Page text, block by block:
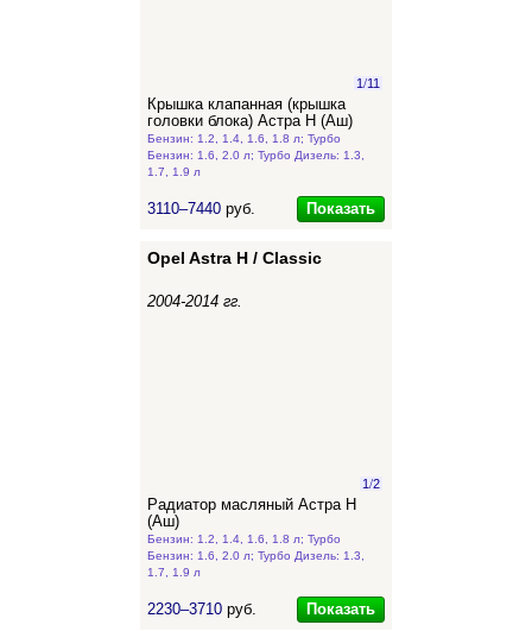
1/11
Крышка клапанная (крышка
головки блока) Астра Н (Аш)
Бензин: 1.2, 1.4, 1.6, 1.8 л; Турбо
Бензин: 1.6, 2.0 л; Турбо Дизель: 1.3,
1.7, 1.9 л
3110–7440 руб. Показать
Opel Astra H / Classic
2004-2014 гг.
1/2
Радиатор масляный Астра Н
(Аш)
Бензин: 1.2, 1.4, 1.6, 1.8 л; Турбо
Бензин: 1.6, 2.0 л; Турбо Дизель: 1.3,
1.7, 1.9 л
2230–3710 руб. Показать